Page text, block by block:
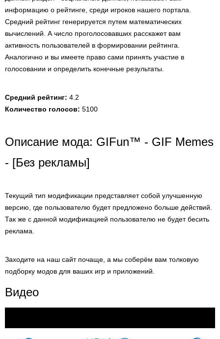
информацию о рейтинге, среди игроков нашего портала.
Средний рейтинг генерируется путем математических
вычислений. А число проголосовавших расскажет вам
активность пользователей в формировании рейтинга.
Аналогично и вы имеете право сами принять участие в
голосовании и определить конечные результаты.
Средний рейтинг: 4.2
Количество голосов: 5100
Описание мода: GIFun™ - GIF Memes
- [Без рекламы]
Текущий тип модификации представляет собой улучшенную
версию, где пользователю будет предложено больше действий.
Так же с данной модификацией пользователю не будет бесить
реклама.
Заходите на наш сайт почаще, а мы соберём вам толковую
подборку модов для ваших игр и приложений.
Видео